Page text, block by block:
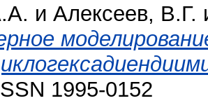
и Алексеев, В.Г.
1995-0152